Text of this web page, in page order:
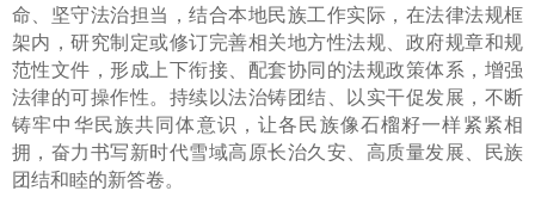
命、坚守法治担当，结合本地民族工作实际，在法律法规框
架内，研究制定或修订完善相关地方性法规、政府规章和规
范性文件，形成上下衔接、配套协同的法规政策体系，增强
法律的可操作性。持续以法治铸团结、以实干促发展，不断
铸牢中华民族共同体意识，让各民族像石榴籽一样紧紧相
拥，奋力书写新时代雪域高原长治久安、高质量发展、民族
团结和睦的新答卷。